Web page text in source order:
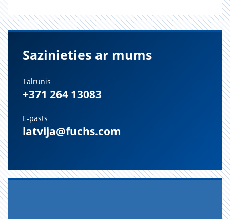
Sazinieties ar mums
Tālrunis
+371 264 13083
E-pasts
latvija@fuchs.com